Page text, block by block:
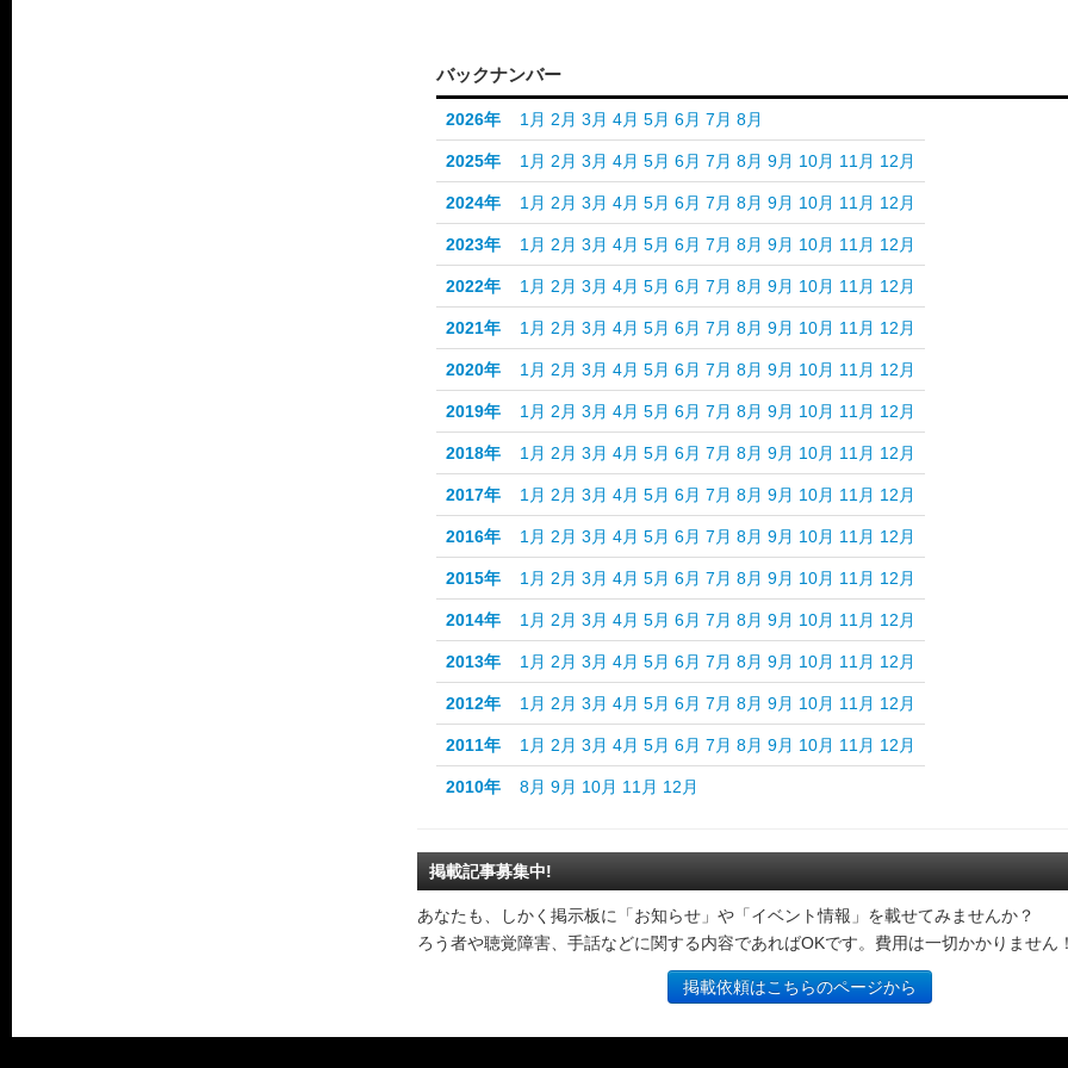
バックナンバー
2026年 1月 2月 3月 4月 5月 6月 7月 8月
2025年 1月 2月 3月 4月 5月 6月 7月 8月 9月 10月 11月 12月
2024年 1月 2月 3月 4月 5月 6月 7月 8月 9月 10月 11月 12月
2023年 1月 2月 3月 4月 5月 6月 7月 8月 9月 10月 11月 12月
2022年 1月 2月 3月 4月 5月 6月 7月 8月 9月 10月 11月 12月
2021年 1月 2月 3月 4月 5月 6月 7月 8月 9月 10月 11月 12月
2020年 1月 2月 3月 4月 5月 6月 7月 8月 9月 10月 11月 12月
2019年 1月 2月 3月 4月 5月 6月 7月 8月 9月 10月 11月 12月
2018年 1月 2月 3月 4月 5月 6月 7月 8月 9月 10月 11月 12月
2017年 1月 2月 3月 4月 5月 6月 7月 8月 9月 10月 11月 12月
2016年 1月 2月 3月 4月 5月 6月 7月 8月 9月 10月 11月 12月
2015年 1月 2月 3月 4月 5月 6月 7月 8月 9月 10月 11月 12月
2014年 1月 2月 3月 4月 5月 6月 7月 8月 9月 10月 11月 12月
2013年 1月 2月 3月 4月 5月 6月 7月 8月 9月 10月 11月 12月
2012年 1月 2月 3月 4月 5月 6月 7月 8月 9月 10月 11月 12月
2011年 1月 2月 3月 4月 5月 6月 7月 8月 9月 10月 11月 12月
2010年 8月 9月 10月 11月 12月
掲載記事募集中!
あなたも、しかく掲示板に「お知らせ」や「イベント情報」を載せてみませんか？
ろう者や聴覚障害、手話などに関する内容であればOKです。費用は一切かかりません
掲載依頼はこちらのページから